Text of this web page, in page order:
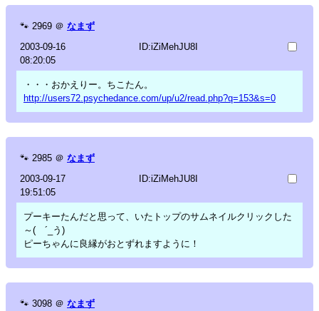
🐾 2969 ＠ なまず
2003-09-16
08:20:05
ID:iZiMehJU8I
・・・おかえりー。ちこたん。
http://users72.psychedance.com/up/u2/read.php?q=153&s=0
🐾 2985 ＠ なまず
2003-09-17
19:51:05
ID:iZiMehJU8I
プーキーたんだと思って、いたトップのサムネイルクリックした
～( ´_う)
ピーちゃんに良縁がおとずれますように！
🐾 3098 ＠ なまず